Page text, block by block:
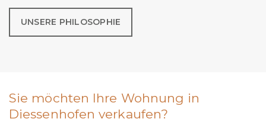
UNSERE PHILOSOPHIE
Sie möchten Ihre Wohnung in
Diessenhofen verkaufen?